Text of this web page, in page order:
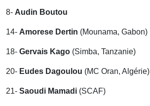
8- Audin Boutou
14- Amorese Dertin (Mounama, Gabon)
18- Gervais Kago (Simba, Tanzanie)
20- Eudes Dagoulou (MC Oran, Algérie)
21- Saoudi Mamadi (SCAF)